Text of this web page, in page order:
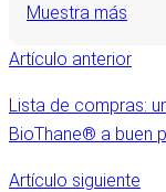
Muestra más
Artículo anterior
Lista de compras:
BioThane® a buen
Artículo siguiente